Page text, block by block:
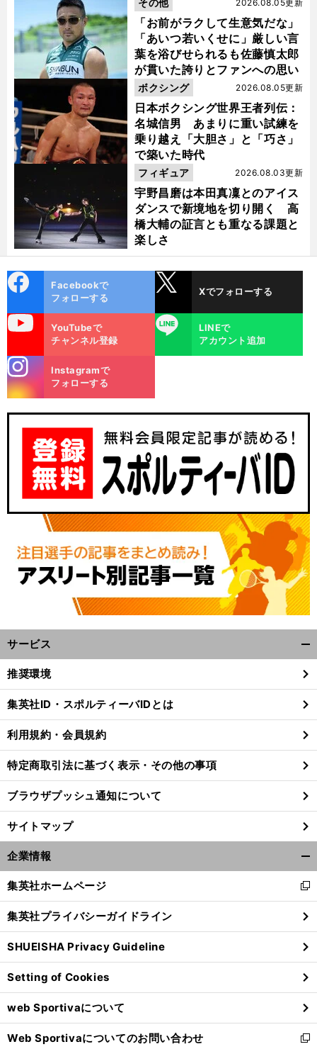
前
「お前がラクして生意気だな」
「あいつ若いくせに」厳しい言
葉を浴びせられるも佐藤慎太郎
が貫いた誇りとファンへの思い
2026.08.05更新
その他
日本ボクシング世界王者列伝：
名城信男 あまりに重い試練を
乗り越え「大胆さ」と「巧さ」
で築いた時代
2026.08.05更新
ボクシング
宇野昌磨は本田真凜とのアイス
ダンスで新境地を切り開く 高
橋大輔の証言とも重なる課題と
楽しさ
2026.08.03更新
フィギュア
ok
Facebookで
フォローする
Xでフォローする
YouTubeで
チャンネル登録
LINE
LINEで
アカウント追加
m
Instagramで
フォローする
サービス
閉
る
推奨環境
集英社ID・スポルティーバIDとは
利用規約・会員規約
特定商取引法に基づく表示・その他の事項
ブラウザプッシュ通知について
サイトマップ
企業情報
閉
る
集英社ホームページ
新
し
い
ウ
ィ
ン
ド
ウ
で
開
く
集英社プライバシーガイドライン
SHUEISHA Privacy Guideline
Setting of Cookies
web Sportivaについて
Web Sportivaについてのお問い合わせ
新